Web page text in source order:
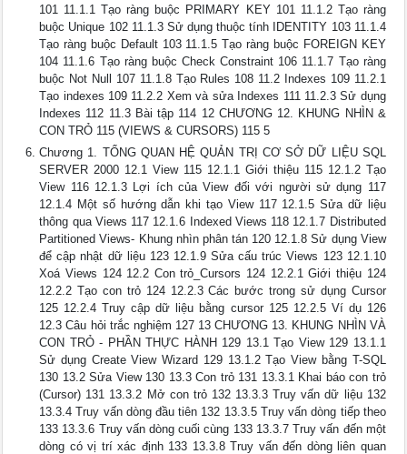
101 11.1.1 Tạo ràng buộc PRIMARY KEY 101 11.1.2 Tạo ràng
buộc Unique 102 11.1.3 Sử dụng thuộc tính IDENTITY 103 11.1.4
Tạo ràng buộc Default 103 11.1.5 Tạo ràng buộc FOREIGN KEY
104 11.1.6 Tạo ràng buộc Check Constraint 106 11.1.7 Tạo ràng
buộc Not Null 107 11.1.8 Tạo Rules 108 11.2 Indexes 109 11.2.1
Tạo indexes 109 11.2.2 Xem và sửa Indexes 111 11.2.3 Sử dụng
Indexes 112 11.3 Bài tập 114 12 CHƯƠNG 12. KHUNG NHÌN &
CON TRỎ 115 (VIEWS & CURSORS) 115 5
Chương 1. TỔNG QUAN HỆ QUẢN TRỊ CƠ SỞ DỮ LIỆU SQL
SERVER 2000 12.1 View 115 12.1.1 Giới thiệu 115 12.1.2 Tạo
View 116 12.1.3 Lợi ích của View đối với người sử dụng 117
12.1.4 Một số hướng dẫn khi tạo View 117 12.1.5 Sửa dữ liệu
thông qua Views 117 12.1.6 Indexed Views 118 12.1.7 Distributed
Partitioned Views- Khung nhìn phân tán 120 12.1.8 Sử dụng View
để cập nhật dữ liệu 123 12.1.9 Sửa cấu trúc Views 123 12.1.10
Xoá Views 124 12.2 Con trỏ_Cursors 124 12.2.1 Giới thiệu 124
12.2.2 Tạo con trỏ 124 12.2.3 Các bước trong sử dụng Cursor
125 12.2.4 Truy cập dữ liệu bằng cursor 125 12.2.5 Ví dụ 126
12.3 Câu hỏi trắc nghiệm 127 13 CHƯƠNG 13. KHUNG NHÌN VÀ
CON TRỎ - PHẦN THỰC HÀNH 129 13.1 Tạo View 129 13.1.1
Sử dụng Create View Wizard 129 13.1.2 Tạo View bằng T-SQL
130 13.2 Sửa View 130 13.3 Con trỏ 131 13.3.1 Khai báo con trỏ
(Cursor) 131 13.3.2 Mở con trỏ 132 13.3.3 Truy vấn dữ liệu 132
13.3.4 Truy vấn dòng đầu tiên 132 13.3.5 Truy vấn dòng tiếp theo
133 13.3.6 Truy vấn dòng cuối cùng 133 13.3.7 Truy vấn đến một
dòng có vị trí xác định 133 13.3.8 Truy vấn đến dòng liên quan